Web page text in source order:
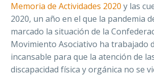
Memoria de Actividades 2020 y las
2020, un año en el que la pandemia
marcado la situación de la
Movimiento Asociativo ha trabajado
incansable para que la atención de
discapacidad física y orgánica no se